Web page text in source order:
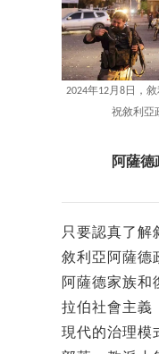
2024年12月8日，
祝敘利亞
阿薩德
只要認真了解
敘利亞阿薩德
阿薩德家族和
拉伯社會主義
現代的治理模